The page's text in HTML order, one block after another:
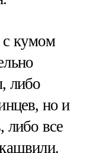
с кумом
либо
но и
либо все